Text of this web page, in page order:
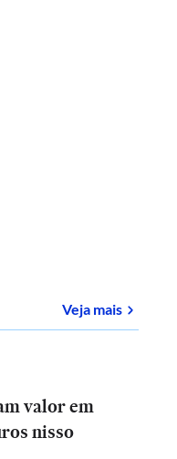
Veja mais sobre
valor em
nisso